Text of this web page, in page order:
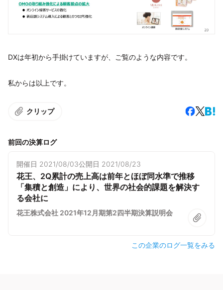
DXは年初から手掛けていますが、ご覧のような内容です。
私からは以上です。
クリップ
前回の決算ログ
開催日 2021/08/03公開日 2021/08/23
花王、2Q累計の売上高は前年とほぼ同水準で推移
「集積と創造」により、世界の社会的課題を解決す
る会社に
花王株式会社 2021年12月期第2四半期決算説明会
この企業のログ一覧をみる